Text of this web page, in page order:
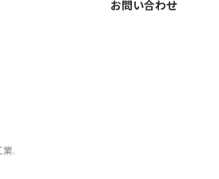
お問い合わせ
業.